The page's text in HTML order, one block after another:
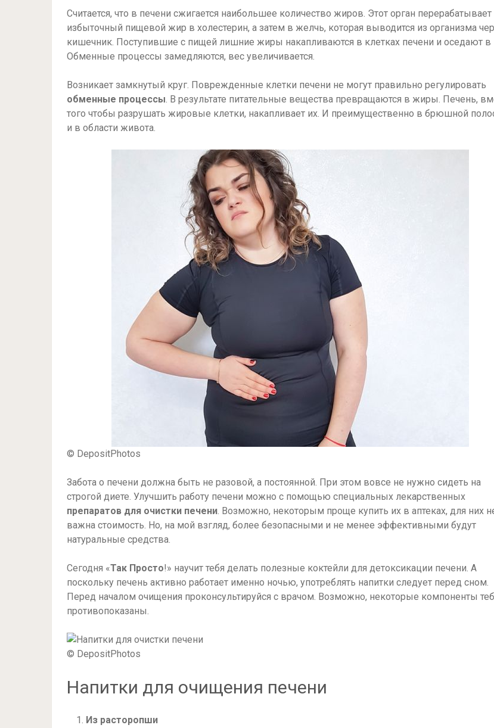
Считается, что в печени сжигается наибольшее количество жиров. Этот орган перерабатывает
избыточный пищевой жир в холестерин, а затем в желчь, которая выводится из организма
кишечник. Поступившие с пищей лишние жиры накапливаются в клетках печени и оседают в
Обменные процессы замедляются, вес увеличивается.
Возникает замкнутый круг. Поврежденные клетки печени не могут правильно регулировать
обменные процессы. В результате питательные вещества превращаются в жиры. Печень,
того чтобы разрушать жировые клетки, накапливает их. И преимущественно в брюшной
и в области живота.
© DepositPhotos
Забота о печени должна быть не разовой, а постоянной. При этом вовсе не нужно сидеть на
строгой диете. Улучшить работу печени можно с помощью специальных лекарственных
препаратов для очистки печени. Возможно, некоторым проще купить их в аптеках, для них
важна стоимость. Но, на мой взгляд, более безопасными и не менее эффективными будут
натуральные средства.
Сегодня «Так Просто!» научит тебя делать полезные коктейли для детоксикации печени. А
поскольку печень активно работает именно ночью, употреблять напитки следует перед сном.
Перед началом очищения проконсультируйся с врачом. Возможно, некоторые компоненты
противопоказаны.
© DepositPhotos
Напитки для очищения печени
Из расторопши